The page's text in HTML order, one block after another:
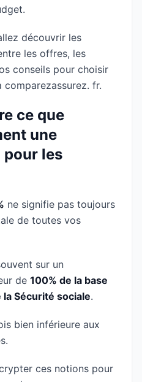
découvrir les
les offres, les
conseils pour choisir
fr.
ce que
une
pour les
ne signifie pas toujours
de toutes vos
sur un
de 100% de la base
Sécurité sociale.
bien inférieure aux
ces notions pour